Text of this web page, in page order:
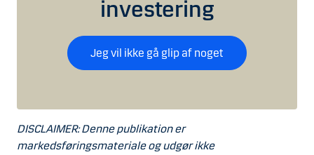
investering
Jeg vil ikke gå glip af noget
DISCLAIMER: Denne publikation er
markedsføringsmateriale og udgør ikke